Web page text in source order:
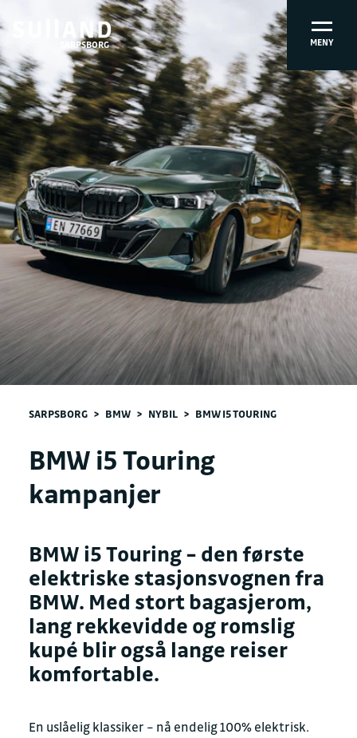
SARPSBORG MENY
SARPSBORG > BMW > NYBIL > BMW I5 TOURING
BMW i5 Touring
kampanjer
BMW i5 Touring – den første
elektriske stasjonsvognen fra
BMW. Med stort bagasjerom,
lang rekkevidde og romslig
kupé blir også lange reiser
komfortable.
En uslåelig klassiker – nå endelig 100% elektrisk.